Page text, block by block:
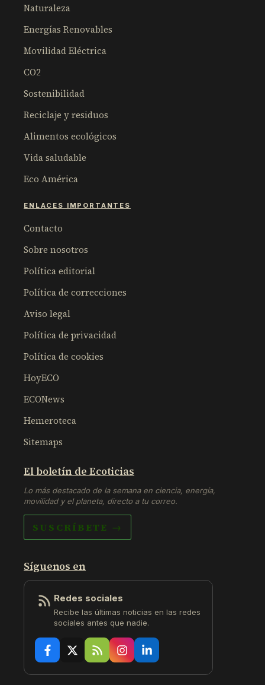
Naturaleza
Energías Renovables
Movilidad Eléctrica
CO2
Sostenibilidad
Reciclaje y residuos
Alimentos ecológicos
Vida saludable
Eco América
ENLACES IMPORTANTES
Contacto
Sobre nosotros
Política editorial
Política de correcciones
Aviso legal
Política de privacidad
Política de cookies
HoyECO
ECONews
Hemeroteca
Sitemaps
El boletín de Ecoticias
Lo más destacado de la semana en ciencia, energía,
movilidad y el planeta, directo a tu correo.
SUSCRÍBETE →
Síguenos en
Redes sociales
Recibe las últimas noticias en las redes
sociales antes que nadie.